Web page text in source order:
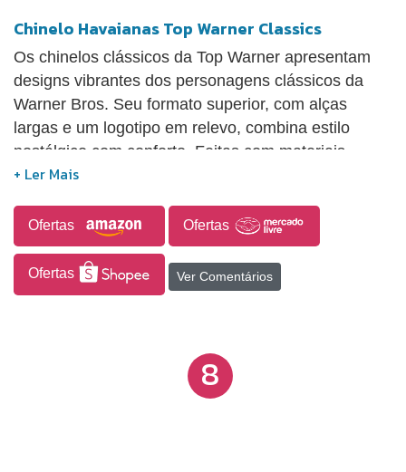
Chinelo Havaianas Top Warner Classics
Os chinelos clássicos da Top Warner apresentam
designs vibrantes dos personagens clássicos da
Warner Bros. Seu formato superior, com alças
largas e um logotipo em relevo, combina estilo
nostálgico com conforto. Feitas com materiais
duráveis, são perfeitas para aqueles que valorizam
Ofertas Ofertas
Ofertas Ver Comentários
8